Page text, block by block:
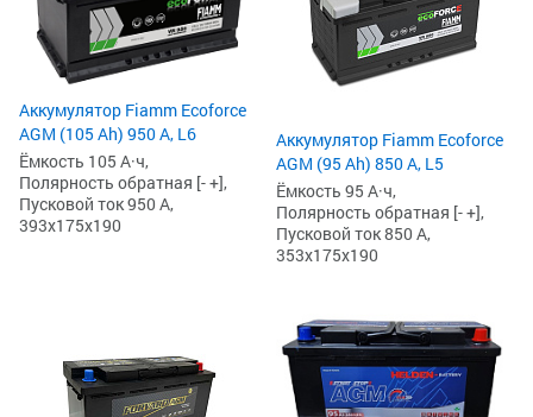
Аккумулятор Fiamm Ecoforce
AGM (105 Ah) 950 А, L6
Ёмкость 105 А·ч,
Полярность обратная [- +],
Пусковой ток 950 А,
393x175x190
Аккумулятор Fiamm Ecoforce
AGM (95 Ah) 850 A, L5
Ёмкость 95 А·ч,
Полярность обратная [- +],
Пусковой ток 850 А,
353x175x190